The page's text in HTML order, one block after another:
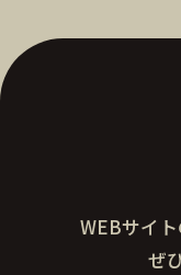
WEBサイ
ぜ